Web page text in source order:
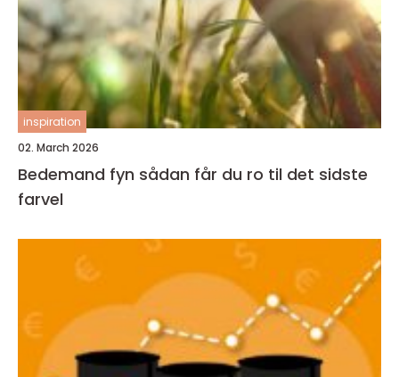
inspiration
02. March 2026
Bedemand fyn sådan får du ro til det sidste
farvel